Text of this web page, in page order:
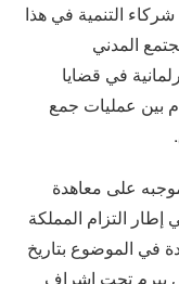
التنمية في هذا
المدني
في قضايا
بين عمليات جمع
رقم 08.20 يوافق بموجبه على معاهدة
التزام المملكة
في الموضوع بتاريخ
دولي يبرم تحت إشراف